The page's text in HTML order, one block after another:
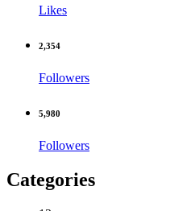
Likes
2,354
Followers
5,980
Followers
Categories